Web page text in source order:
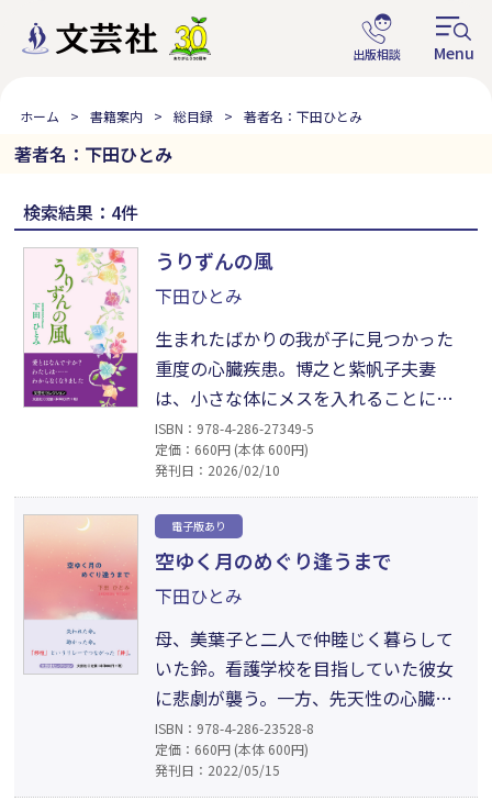
ホーム 書籍案内 総目録 著者名：下田ひとみ
著者名：下田ひとみ
検索結果：4件
うりずんの風
下田ひとみ
生まれたばかりの我が子に見つかった
重度の心臓疾患。博之と紫帆子夫妻
は、小さな体にメスを入れることに躊
躇する。神ははたしてこのような惨い
仕打ちをなさるのだろうか。キリスト
者としての葛藤。やがて元医師の赤嶺
牧師の助言も得て、手術することを決
意するが……。沖縄の穏やかな風の下
で繰り広げられる究極の試練、試され
る神への信仰。日本図書館協会選定図
書の文庫化。
ISBN：978-4-286-27349-5
定価：660円 (本体 600円)
発刊日：2026/02/10
電子版あり
空ゆく月のめぐり逢うまで
下田ひとみ
母、美葉子と二人で仲睦じく暮らして
いた鈴。看護学校を目指していた彼女
に悲劇が襲う。一方、先天性の心臓疾
患で、闘病生活を送っている理玖。彼
は燃え尽きようとしている命を必死に
繋ぎ止めつつ、ドナーの出現を待ち望
ISBN：978-4-286-23528-8
定価：660円 (本体 600円)
発刊日：2022/05/15